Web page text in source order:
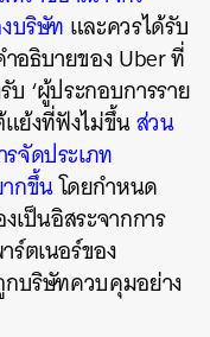
บริษัท และควรได้รับ
อธิบายของ Uber ที่
‘ผู้ประกอบการราย
แย้งที่ฟังไม่ขึ้นส่วน
จัดประเภท
กขึ้นโดยกำหนด
เป็นอิสระจากการ
ร์ตเนอร์ของ
กบริษัทควบคุมอย่าง